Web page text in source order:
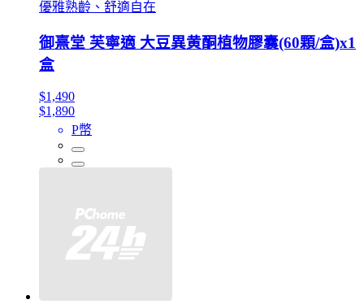
優雅熟齡、舒適自在
御熹堂 芙寧適 大豆異黄酮植物膠囊(60顆/盒)x1
盒
$1,490
$1,890
P幣